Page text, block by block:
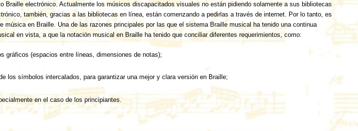
Braille electrónico. Actualmente los músicos discapacitados visuales no están pidiendo solamente a sus bibliotecas
también, gracias a las bibliotecas en línea, están comenzando a pedirlas a través de internet. Por lo tanto, es
música en Braille. Una de las razones principales por las que el sistema Braille musical ha tenido una continua
en vista, a que la notación musical en Braille ha tenido que conciliar diferentes requerimientos, como:
gráficos (espacios entre líneas, dimensiones de notas);
los símbolos intercalados, para garantizar una mejor y clara versión en Braille;
en el caso de los principiantes.